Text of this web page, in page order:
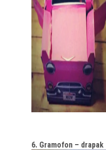
6. Gramofon – drapak